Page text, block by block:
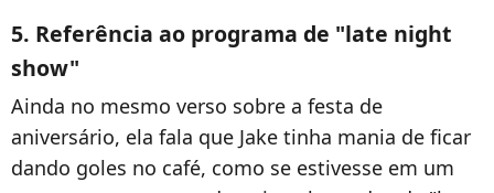
5. Referência ao programa de "late night
show"
Ainda no mesmo verso sobre a festa de
aniversário, ela fala que Jake tinha mania de ficar
dando goles no café, como se estivesse em um